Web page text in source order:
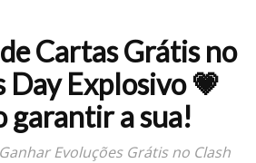
Cartas Grátis no
Day Explosivo 💗
garantir a sua!
Evoluções Grátis no Clash